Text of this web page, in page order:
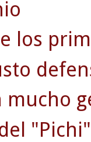
los
mucho